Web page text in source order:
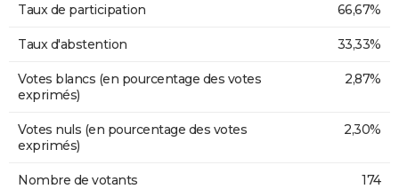
Taux de participation 66,67%
Taux d'abstention 33,33%
Votes blancs (en pourcentage des votes
exprimés)
2,87%
Votes nuls (en pourcentage des votes
exprimés)
2,30%
Nombre de votants 174